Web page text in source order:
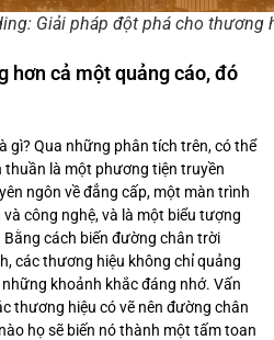
Giải pháp đột phá cho thương
hơn cả một quảng cáo, đó
gì? Qua những phân tích trên, có thể
thuần là một phương tiện truyền
ngôn về đẳng cấp, một màn trình
công nghệ, và là một biểu tượng
cách biến đường chân trời
các thương hiệu không chỉ quảng
khoảnh khắc đáng nhớ. Vấn
thương hiệu có vẽ nên đường chân
họ sẽ biến nó thành một tấm toan